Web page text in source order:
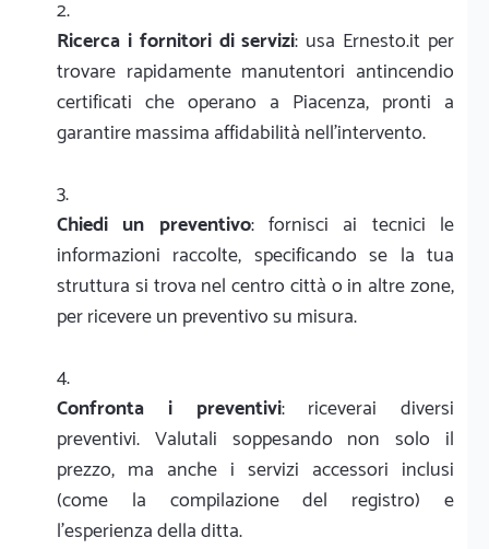
Ricerca i fornitori di servizi: usa Ernesto.it per
trovare rapidamente manutentori antincendio
certificati che operano a Piacenza, pronti a
garantire massima affidabilità nell'intervento.
Chiedi un preventivo: fornisci ai tecnici le
informazioni raccolte, specificando se la tua
struttura si trova nel centro città o in altre zone,
per ricevere un preventivo su misura.
Confronta i preventivi: riceverai diversi
preventivi. Valutali soppesando non solo il
prezzo, ma anche i servizi accessori inclusi
(come la compilazione del registro) e
l'esperienza della ditta.